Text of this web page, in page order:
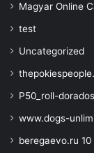
Magyar Online
test
Uncategorized
P50_roll-
www.dogs-
beregaevo.ru 10